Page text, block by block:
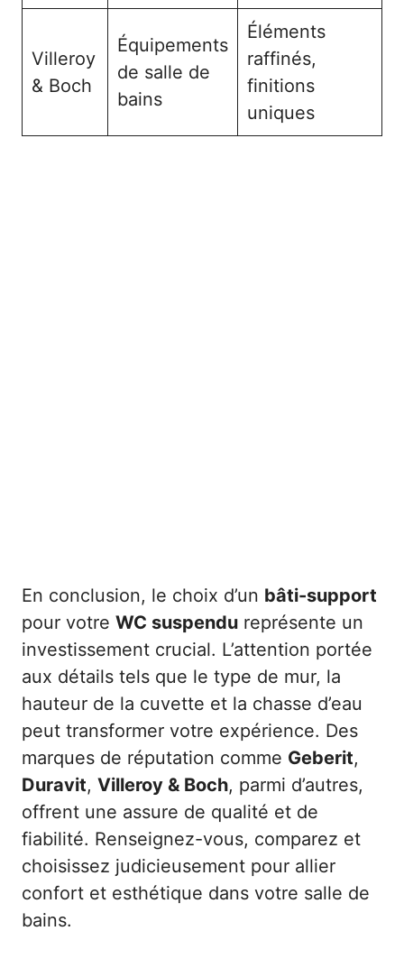
Villeroy
& Boch
Équipements
de salle de
bains
Éléments
raffinés,
finitions
uniques
En conclusion, le choix d’un bâti-support
pour votre WC suspendu représente un
investissement crucial. L’attention portée
aux détails tels que le type de mur, la
hauteur de la cuvette et la chasse d’eau
peut transformer votre expérience. Des
marques de réputation comme Geberit,
Duravit, Villeroy & Boch, parmi d’autres,
offrent une assure de qualité et de
fiabilité. Renseignez-vous, comparez et
choisissez judicieusement pour allier
confort et esthétique dans votre salle de
bains.